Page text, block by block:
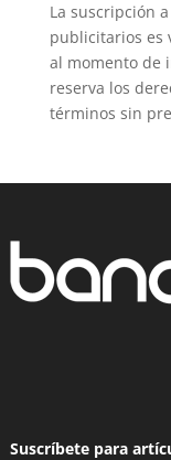
La suscripción
publicitarios es
al momento de
reserva los
términos sin
Suscríbete para